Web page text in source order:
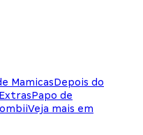
MamicasDepois do
ExtrasPapo de
Veja mais em